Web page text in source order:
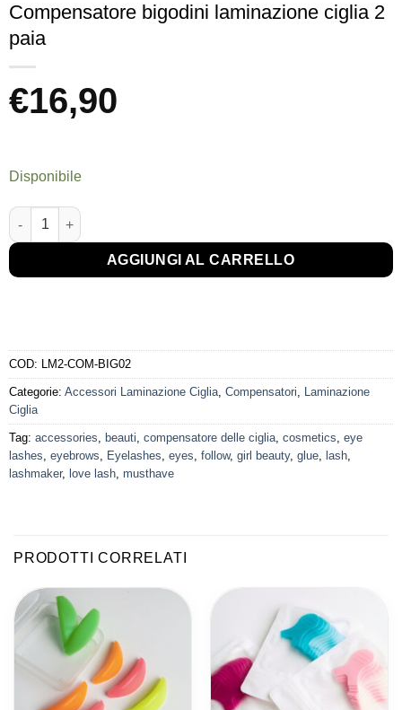
Compensatore bigodini laminazione ciglia 2
paia
€16,90
Disponibile
Compensatore bigodini laminazione ciglia 2 paia quantità
AGGIUNGI AL CARRELLO
COD: LM2-COM-BIG02
Categorie: Accessori Laminazione Ciglia Compensatori
Laminazione
Ciglia
Tag: accessories beauti compensatore delle ciglia cosmetics eye
lashes eyebrows Eyelashes eyes follow, girl beauty, glue lash
lashmaker, love lash musthave
PRODOTTI CORRELATI